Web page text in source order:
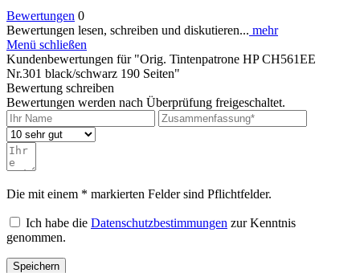
Bewertungen 0
Bewertungen lesen, schreiben und diskutieren... mehr
Menü schließen
Kundenbewertungen für "Orig. Tintenpatrone HP CH561EE
Nr.301 black/schwarz 190 Seiten"
Bewertung schreiben
Bewertungen werden nach Überprüfung freigeschaltet.
Die mit einem * markierten Felder sind Pflichtfelder.
Ich habe die Datenschutzbestimmungen zur Kenntnis
genommen.
Speichern